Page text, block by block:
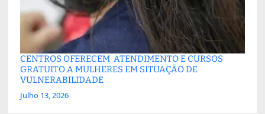
CENTROS OFERECEM ATENDIMENTO E CURSOS
GRATUITO A MULHERES EM SITUAÇÃO DE
VULNERABILIDADE
Julho 13, 2026